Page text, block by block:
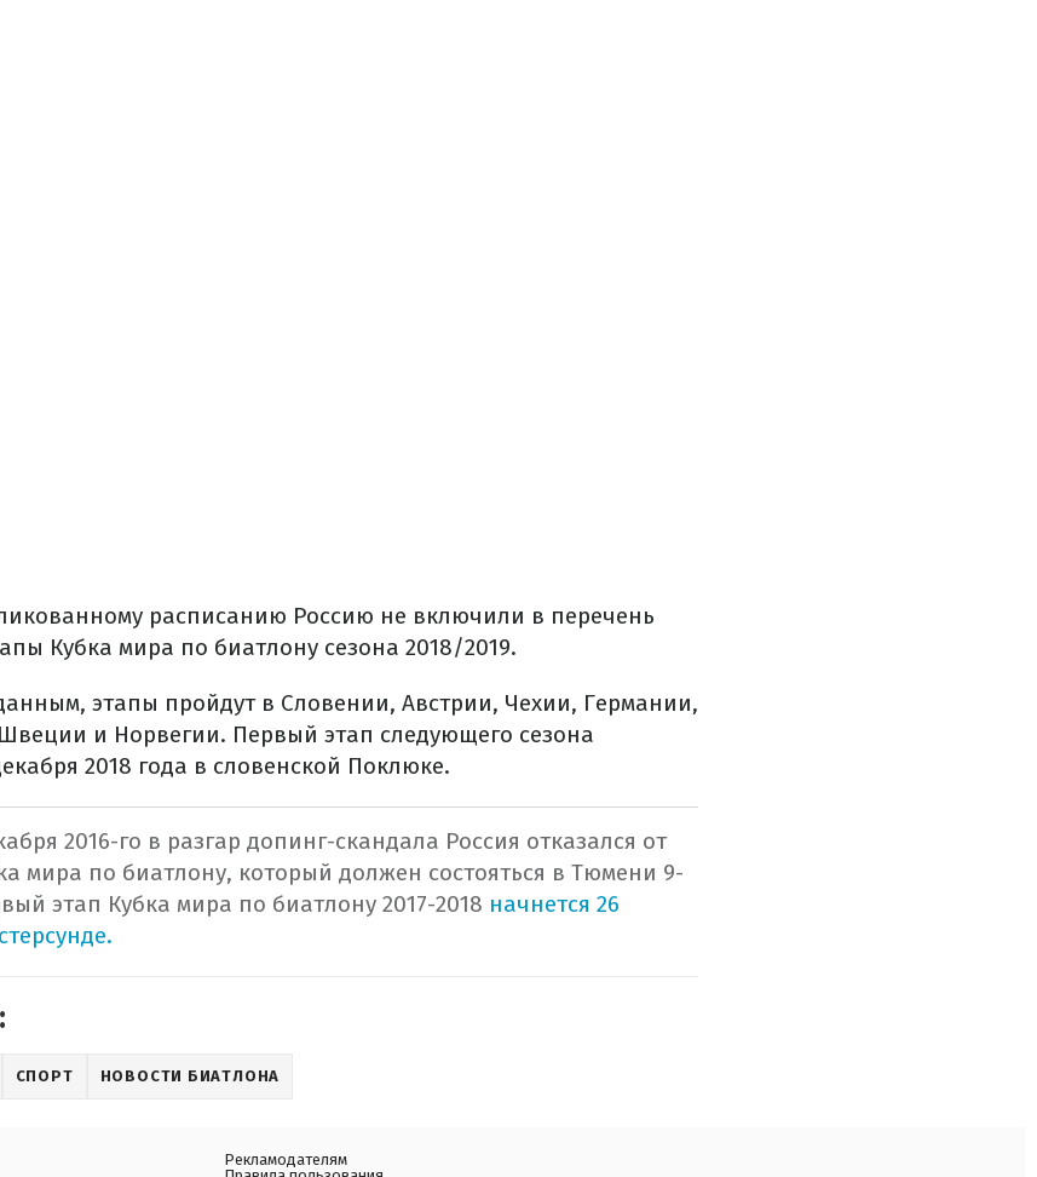
расписанию Россию не включили в перечень
Кубка мира по биатлону сезона 2018/2019.
этапы пройдут в Словении, Австрии, Чехии, Германии,
и Норвегии. Первый этап следующего сезона
2018 года в словенской Поклюке.
2016-го в разгар допинг-скандала Россия отказался от
мира по биатлону, который должен состояться в Тюмени 9-
этап Кубка мира по биатлону 2017-2018 начнется 26
СПОРТ НОВОСТИ БИАТЛОНА
Рекламодателям